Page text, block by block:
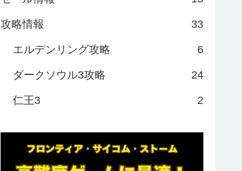
攻略情報 33
エルデンリング攻略 6
ダークソウル3攻略 24
仁王3 2